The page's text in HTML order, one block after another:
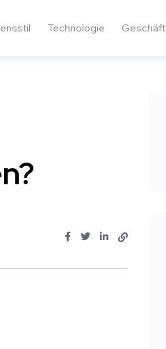
Technologie Geschäft